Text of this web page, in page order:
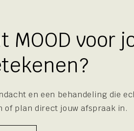
MOOD voor
en een behandeling die
of plan direct jouw afspraak in.